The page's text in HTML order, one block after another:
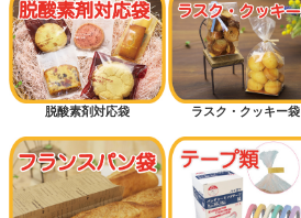
脱酸素剤対応袋 ラスク・クッキー袋